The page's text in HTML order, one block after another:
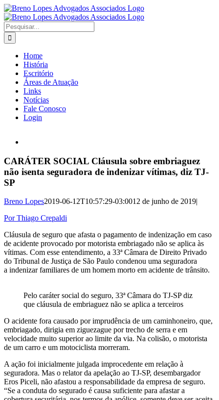
Ir
para
o
conteúdo
Buscar
resultados
para:
Home
História
Escritório
Áreas de Atuação
Links
Notícias
Fale Conosco
Login
Image
CARÁTER SOCIAL Cláusula sobre embriaguez
não isenta seguradora de indenizar vítimas, diz TJ-
SP
Breno Lopes2019-06-12T10:57:29-03:0012 de junho de 2019|
Por Thiago Crepaldi
Cláusula de seguro que afasta o pagamento de indenização em caso
de acidente provocado por motorista embriagado não se aplica às
vítimas. Com esse entendimento, a 33ª Câmara de Direito Privado
do Tribunal de Justiça de São Paulo condenou uma seguradora
a indenizar familiares de um homem morto em acidente de trânsito.
Pelo caráter social do seguro, 33ª Câmara do TJ-SP diz
que cláusula de embriaguez não se aplica a terceiros
O acidente fora causado por imprudência de um caminhoneiro, que,
embriagado, dirigia em ziguezague por trecho de serra e em
velocidade muito superior ao limite da via. Na colisão, o motorista
de um carro e um motociclista morreram.
A ação foi inicialmente julgada improcedente em relação à
seguradora. Mas o relator da apelação ao TJ-SP, desembargador
Eros Piceli, não afastou a responsabilidade da empresa de seguro.
“Se a conduta do segurado é causa suficiente para afastar a